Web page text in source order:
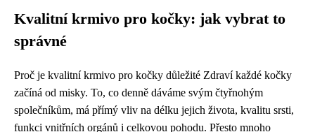
Kvalitní krmivo pro kočky: jak vybrat to
správné
Proč je kvalitní krmivo pro kočky důležité Zdraví každé kočky
začíná od misky. To, co denně dáváme svým čtyřnohým
společníkům, má přímý vliv na délku jejich života, kvalitu srsti,
funkci vnitřních orgánů i celkovou pohodu. Přesto mnoho